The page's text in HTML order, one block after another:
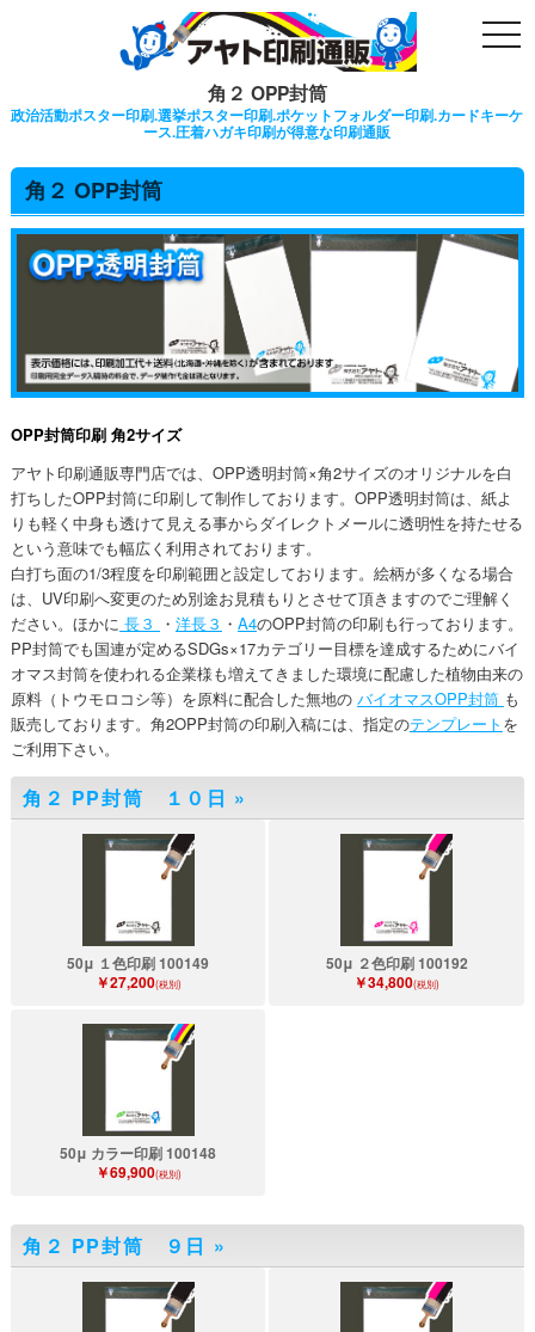
角２ OPP封筒
政治活動ポスター印刷.選挙ポスター印刷.ポケットフォルダー印刷.カードキーケ
ース.圧着ハガキ印刷が得意な印刷通販
角２ OPP封筒
OPP封筒印刷 角2サイズ
アヤト印刷通販専門店では、OPP透明封筒×角2サイズのオリジナルを白
打ちしたOPP封筒に印刷して制作しております。OPP透明封筒は、紙よ
りも軽く中身も透けて見える事からダイレクトメールに透明性を持たせる
という意味でも幅広く利用されております。
白打ち面の1/3程度を印刷範囲と設定しております。絵柄が多くなる場合
は、UV印刷へ変更のため別途お見積もりとさせて頂きますのでご理解く
ださい。ほかに 長３ ・ 洋長３ ・ A4のOPP封筒の印刷も行っております。
PP封筒でも国連が定めるSDGs×17カテゴリー目標を達成するためにバイ
オマス封筒を使われる企業様も増えてきました環境に配慮した植物由来の
原料（トウモロコシ等）を原料に配合した無地の バイオマスOPP封筒 も
販売しております。角2OPP封筒の印刷入稿には、指定のテンプレート を
ご利用下さい。
角２ PP封筒 １０日 »
50μ １色印刷 100149
￥27,200(税別)
50μ ２色印刷 100192
￥34,800(税別)
50μ カラー印刷 100148
￥69,900(税別)
角２ PP封筒 ９日 »